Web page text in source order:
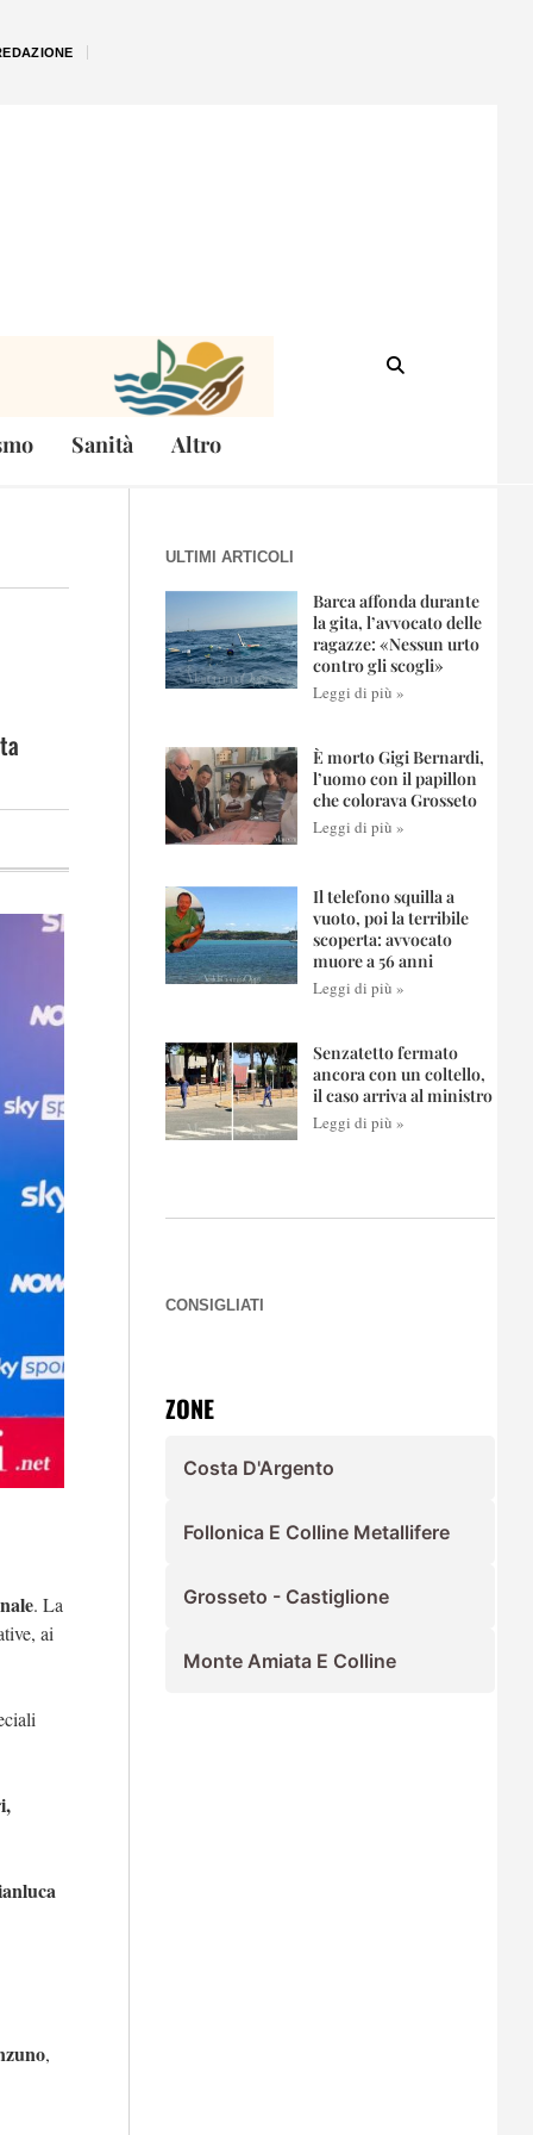
Sanità Altro
. La
ai
,
ULTIMI ARTICOLI
Barca affonda durante
la gita, l’avvocato delle
ragazze: «Nessun urto
contro gli scogli»
Leggi di più »
È morto Gigi Bernardi,
l’uomo con il papillon
che colorava Grosseto
Leggi di più »
Il telefono squilla a
vuoto, poi la terribile
scoperta: avvocato
muore a 56 anni
Leggi di più »
Senzatetto fermato
ancora con un coltello,
il caso arriva al ministro
Leggi di più »
CONSIGLIATI
ZONE
Costa D'Argento
Follonica E Colline Metallifere
Grosseto - Castiglione
Monte Amiata E Colline